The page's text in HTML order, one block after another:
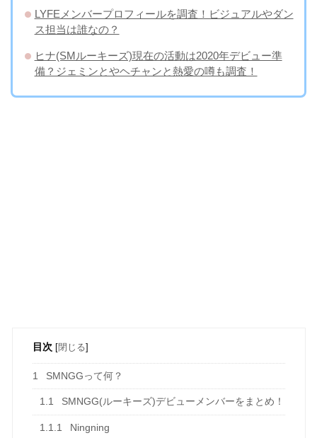
LYFEメンバープロフィールを調査！ビジュアルやダン
ス担当は誰なの？
ヒナ(SMルーキーズ)現在の活動は2020年デビュー準
備？ジェミンとやヘチャンと熱愛の噂も調査！
目次 [閉じる]
1 SMNGGって何？
1.1 SMNGG(ルーキーズ)デビューメンバーをまとめ！
1.1.1 Ningning